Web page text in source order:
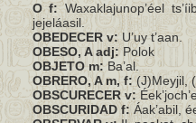
O f:Waxaklajunop’éel
jejeláasil.
OBEDECER v:U’uy t’aan.
OBESO, A adj:Polok
OBJETO m: Ba’al.
OBRERO, A m, f: (J)Meyjil,
OBSCURECER v:
OBSCURIDAD f: Áak’abil,